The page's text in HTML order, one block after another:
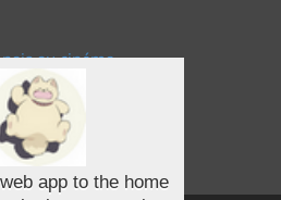
au cinéma
(TV, vidéo, web)
app to the home